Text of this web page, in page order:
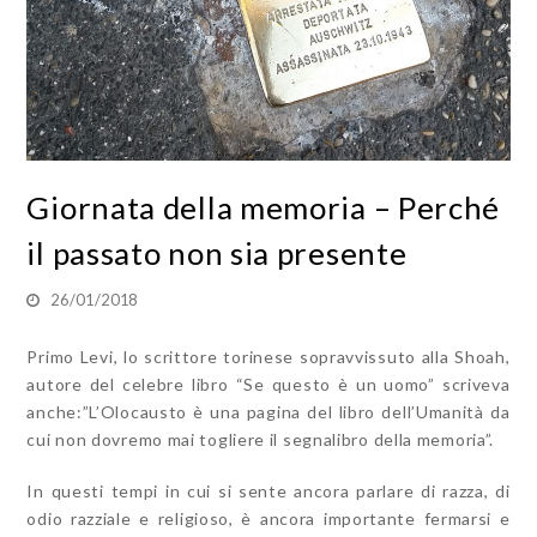
Giornata della memoria – Perché
il passato non sia presente
26/01/2018
Primo Levi, lo scrittore torinese sopravvissuto alla Shoah,
autore del celebre libro “Se questo è un uomo” scriveva
anche:”L’Olocausto è una pagina del libro dell’Umanità da
cui non dovremo mai togliere il segnalibro della memoria”.
In questi tempi in cui si sente ancora parlare di razza, di
odio razziale e religioso, è ancora importante fermarsi e